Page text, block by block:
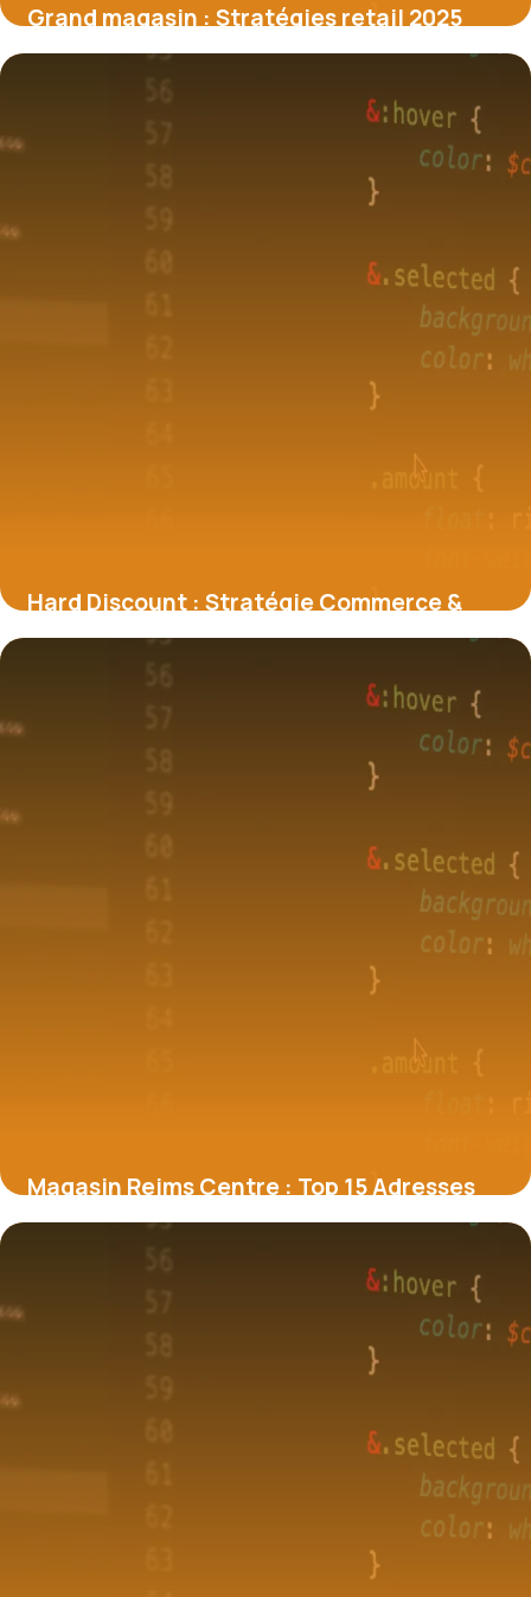
Grand magasin : Stratégies retail 2025
31 mai 2026
Hard Discount : Stratégie Commerce &
Conseils
Magasin Reims Centre : Top 15 Adresses
29 mai 2026